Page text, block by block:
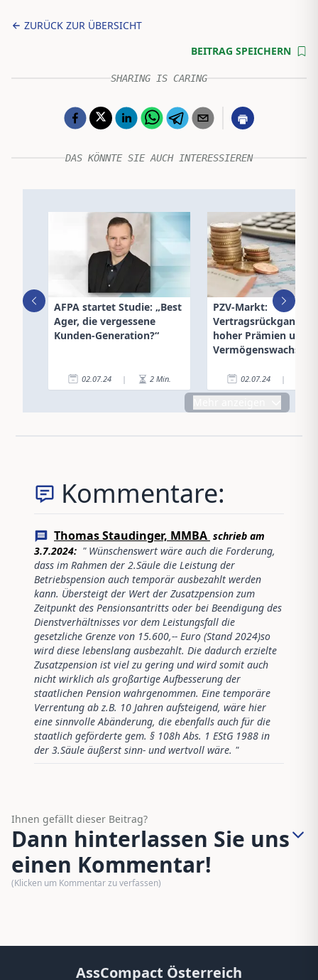
ZURÜCK ZUR ÜBERSICHT
BEITRAG SPEICHERN
SHARING IS CARING
DAS KÖNNTE SIE AUCH INTERESSIEREN
AFPA startet Studie: „Best
Ager, die vergessene
Kunden-Generation?“
02.07.24 | 2 Min.
PZV-Markt:
Vertragsrückgang
hoher Prämien und
02.07.24 |
Kommentare:
Thomas Staudinger, MMBA schrieb am
3.7.2024: " Wünschenswert wäre auch die Forderung,
dass im Rahmen der 2.Säule die Leistung der
Betriebspension auch temporär ausbezahlt werden
kann. Übersteigt der Wert der Zusatzpension zum
Zeitpunkt des Pensionsantritts oder bei Beendigung des
Dienstverhältnisses vor dem Leistungsfall die
gesetzliche Grenze von 15.600,-- Euro (Stand 2024)so
wird diese lebenslang ausbezahlt. Die dadurch erzielte
Zusatzpension ist viel zu gering und wird somit auch
nicht wirklich als großartige Aufbesserung der
staatlichen Pension wahrgenommen. Eine temporäre
Verrentung ab z.B. 10 Jahren aufsteigend, wäre hier
eine sinnvolle Abänderung, die ebenfalls auch für die
staatlich geförderte gem. § 108h Abs. 1 EStG 1988 in
der 3.Säule äußerst sinn- und wertvoll wäre. "
Ihnen gefällt dieser Beitrag?
Dann hinterlassen Sie uns
einen Kommentar!
(Klicken um Kommentar zu verfassen)
AssCompact Österreich